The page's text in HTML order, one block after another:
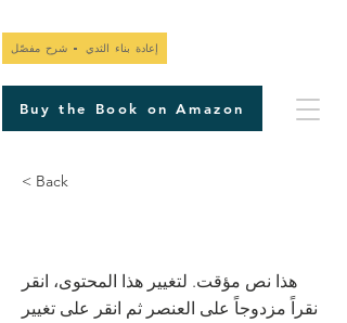
إعادة بناء الثدي - شرح مفصّل
Buy the Book on Amazon
< Back
هذا نص مؤقت. لتغيير هذا المحتوى، انقر
نقراً مزدوجاً على العنصر ثم انقر على تغيير